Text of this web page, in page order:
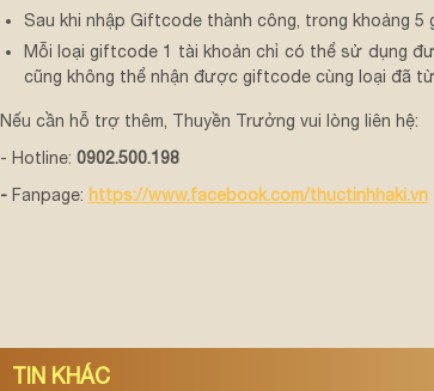
Sau khi nhập Giftcode thành công, trong khoảng
Mỗi loại giftcode 1 tài khoản chỉ có thể sử dụng
cũng không thể nhận được giftcode cùng loại đã
Nếu cần hỗ trợ thêm, Thuyền Trưởng vui lòng liên hệ:
- Hotline: 0902.500.198
- Fanpage: https://www.facebook.com/thuctinhhaki.vn
TIN KHÁC